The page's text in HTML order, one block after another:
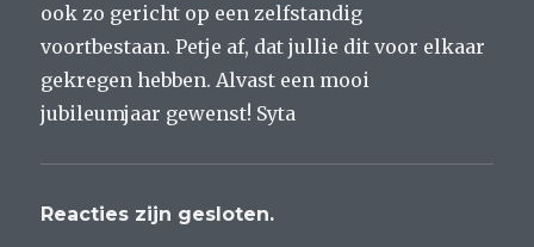
ook zo gericht op een zelfstandig
voortbestaan. Petje af, dat jullie dit voor elkaar
gekregen hebben. Alvast een mooi
jubileumjaar gewenst! Syta
Reacties zijn gesloten.